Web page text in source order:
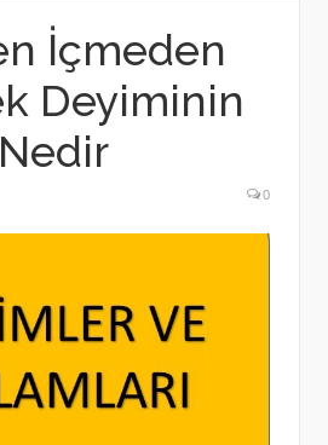
İçmeden
Deyiminin
0